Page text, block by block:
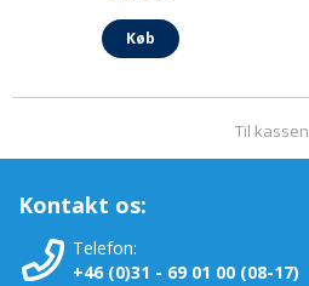
Køb
Til kassen
Kontakt os:
Telefon:
+46 (0)31 - 69 01 00 (08-17)